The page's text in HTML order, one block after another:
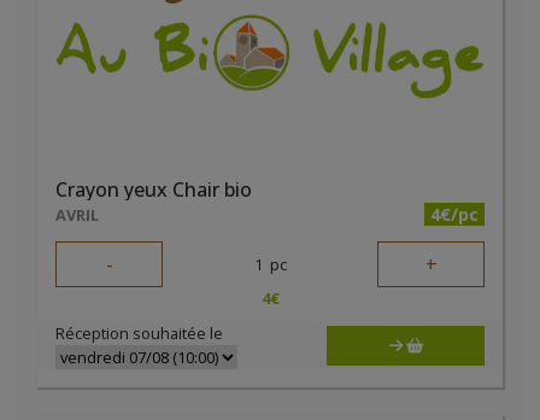
Crayon yeux Chair bio
AVRIL 4€/pc
- 1 pc +
4€
Réception souhaitée le